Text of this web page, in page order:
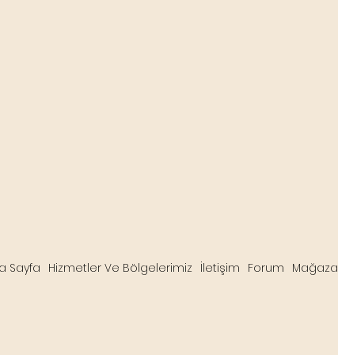
Sayfa Hizmetler Ve Bölgelerimiz İletişim Forum Mağaza